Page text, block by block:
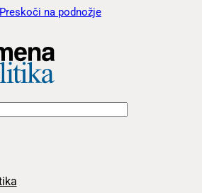
Preskoči na podnožje